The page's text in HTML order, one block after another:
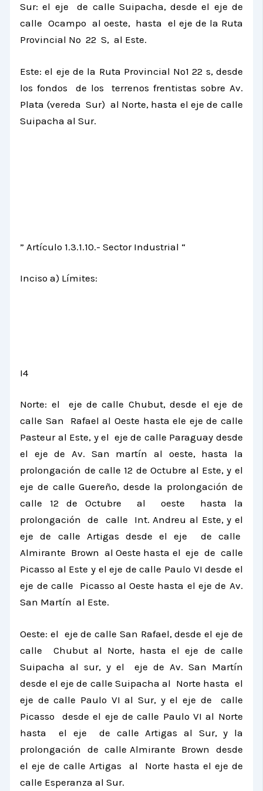
Sur: el eje de calle Suipacha, desde el eje de
calle Ocampo al oeste, hasta el eje de la Ruta
Provincial Nº 22 S, al Este.
Este: el eje de la Ruta Provincial Nº1 22 s, desde
los fondos de los terrenos frentistas sobre Av.
Plata (vereda Sur) al Norte, hasta el eje de calle
Suipacha al Sur.
” Artículo 1.3.1.10.- Sector Industrial “
Inciso a) Límites:
I4
Norte: el eje de calle Chubut, desde el eje de
calle San Rafael al Oeste hasta ele eje de calle
Pasteur al Este, y el eje de calle Paraguay desde
el eje de Av. San martín al oeste, hasta la
prolongación de calle 12 de Octubre al Este, y el
eje de calle Guereño, desde la prolongación de
calle 12 de Octubre al oeste hasta la
prolongación de calle Int. Andreu al Este, y el
eje de calle Artigas desde el eje de calle
Almirante Brown al Oeste hasta el eje de calle
Picasso al Este y el eje de calle Paulo VI desde el
eje de calle Picasso al Oeste hasta el eje de Av.
San Martín al Este.
Oeste: el eje de calle San Rafael, desde el eje de
calle Chubut al Norte, hasta el eje de calle
Suipacha al sur, y el eje de Av. San Martín
desde el eje de calle Suipacha al Norte hasta el
eje de calle Paulo VI al Sur, y el eje de calle
Picasso desde el eje de calle Paulo VI al Norte
hasta el eje de calle Artigas al Sur, y la
prolongación de calle Almirante Brown desde
el eje de calle Artigas al Norte hasta el eje de
calle Esperanza al Sur.